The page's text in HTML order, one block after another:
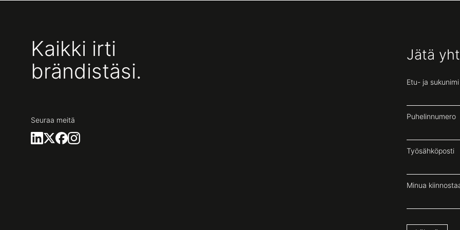
Kaikki irti
brändistäsi.
Seuraa meitä
Jätä
Etu- ja sukunimi
Puhelinnumero
Työsähköposti
Minua